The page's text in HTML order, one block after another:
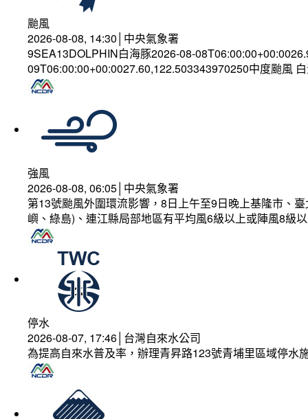
颱風
2026-08-08, 14:30│中央氣象署
9SEA13DOLPHIN白海豚2026-08-
09T06:00:00+00:0027.60,122.503343970250中度颱風
強風
2026-08-08, 06:05│中央氣象署
第13號颱風外圍環流影響，8日上午至9日晚上基隆市、
嶼、綠島)、連江縣局部地區有平均風6級以上或陣風8級
停水
2026-08-07, 17:46│台灣自來水公司
為提高自來水普及率，辦理青昇路123號青埔里區域停水